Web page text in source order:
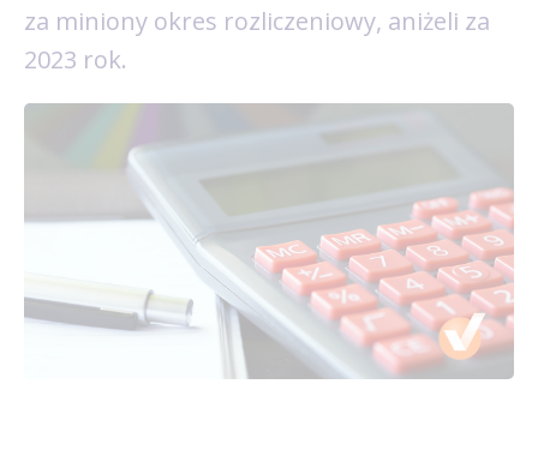
za miniony okres rozliczeniowy, aniżeli za
2023 rok.